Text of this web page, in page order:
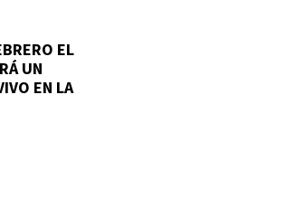
EL
UN
EN LA